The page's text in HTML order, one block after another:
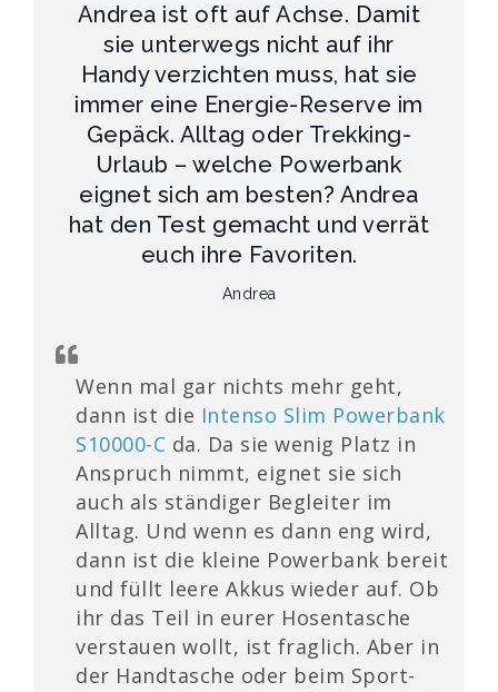
Andrea ist oft auf Achse. Damit
sie unterwegs nicht auf ihr
Handy verzichten muss, hat sie
immer eine Energie-Reserve im
Gepäck. Alltag oder Trekking-
Urlaub – welche Powerbank
eignet sich am besten? Andrea
hat den Test gemacht und verrät
euch ihre Favoriten.
Andrea
Wenn mal gar nichts mehr geht,
dann ist die Intenso Slim Powerbank
S10000-C da. Da sie wenig Platz in
Anspruch nimmt, eignet sie sich
auch als ständiger Begleiter im
Alltag. Und wenn es dann eng wird,
dann ist die kleine Powerbank bereit
und füllt leere Akkus wieder auf. Ob
ihr das Teil in eurer Hosentasche
verstauen wollt, ist fraglich. Aber in
der Handtasche oder beim Sport-